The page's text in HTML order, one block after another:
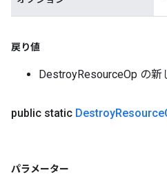
戻り値
DestroyResourceOp の新
public static DestroyResource
パラメーター